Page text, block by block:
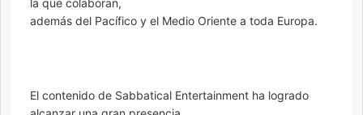
la que colaboran,
además del Pacífico y el Medio Oriente a toda Europa.
El contenido de Sabbatical Entertainment ha logrado